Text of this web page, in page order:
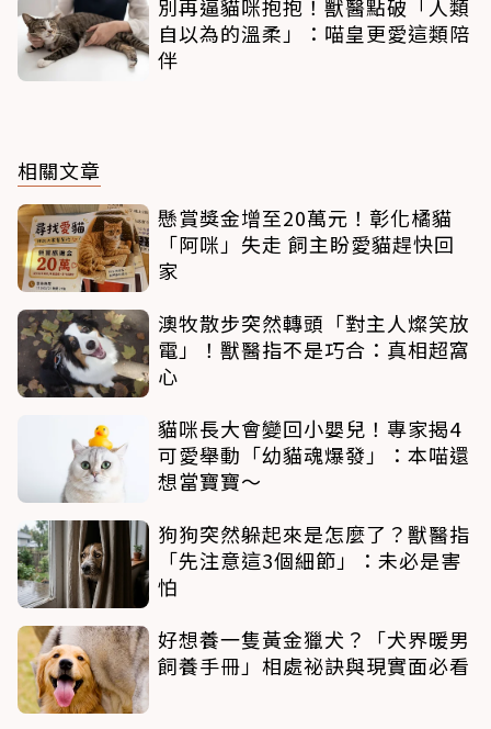
別再逼貓咪抱抱！獸醫點破「人類
自以為的溫柔」：喵皇更愛這類陪
伴
相關文章
懸賞獎金增至20萬元！彰化橘貓
「阿咪」失走 飼主盼愛貓趕快回
家
澳牧散步突然轉頭「對主人燦笑放
電」！獸醫指不是巧合：真相超窩
心
貓咪長大會變回小嬰兒！專家揭4
可愛舉動「幼貓魂爆發」：本喵還
想當寶寶～
狗狗突然躲起來是怎麼了？獸醫指
「先注意這3個細節」：未必是害
怕
好想養一隻黃金獵犬？「犬界暖男
飼養手冊」相處祕訣與現實面必看